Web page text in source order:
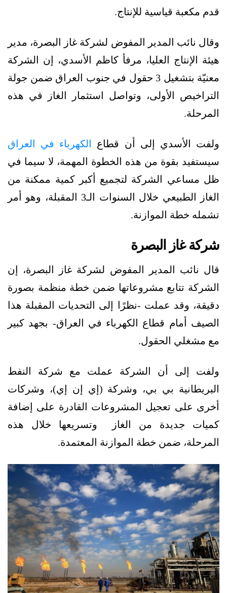
قدم مكعبة قياسية للإنتاج.
وقال نائب المدير المفوض لشركة غاز البصرة، مدير
هيئة الإنتاج العليا، مرفأ كاظم الأسدي، إن الشركة
معنيّة بتشغيل 3 حقول في جنوب العراق ضمن جولة
التراخيص الأولى، وتواصل استثمار الغاز في هذه
المرحلة.
ولفت الأسدي إلى أن قطاع الكهرباء في العراق
سيستفيد بقوة من هذه الخطوة المهمة، لا سيما في
ظل مساعي الشركة لتجميع أكبر كمية ممكنة من
الغاز الطبيعي خلال السنوات الـ3 المقبلة، وهو أمر
تشمله خطة الموازنة.
شركة غاز البصرة
قال نائب المدير المفوض لشركة غاز البصرة، إن
الشركة تتابع مشروعاتها ضمن خطة منظمة بصورة
دقيقة، وقد عملت -نظرًا إلى التحديات المقبلة هذا
الصيف أمام قطاع الكهرباء في العراق- بجهد كبير
مع مشغلي الحقول.
ولفت إلى أن الشركة عملت مع شركة النفط
البريطانية بي بي، وشركة (إي إن إي)، وشركات
أخرى على تعجيل المشروعات القادرة على إضافة
كميات جديدة من الغاز وتسريعها خلال هذه
المرحلة، ضمن خطة الموازنة المعتمدة.